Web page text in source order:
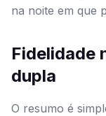
na noite em que
Fidelidade
dupla
O resumo é